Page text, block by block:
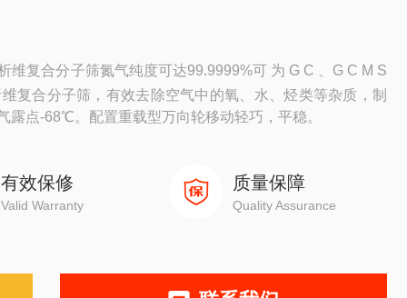
维复合分子筛氮气纯度可达99.9999%可 为 G C 、G C M S
复合分子筛，有效去除空气中的氧、水、烃类等杂质，制
点-68℃。配置重载型万向轮移动轻巧，平稳。
有效保修
Valid Warranty
质量保障
Quality Assurance